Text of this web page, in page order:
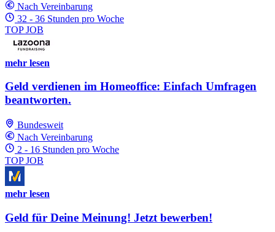
Nach Vereinbarung
32 - 36 Stunden pro Woche
TOP JOB
mehr lesen
Geld verdienen im Homeoffice: Einfach Umfragen
beantworten.
Bundesweit
Nach Vereinbarung
2 - 16 Stunden pro Woche
TOP JOB
mehr lesen
Geld für Deine Meinung! Jetzt bewerben!